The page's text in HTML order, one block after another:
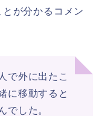
が分かるコメン
で外に出たこ
に移動すると
でした。